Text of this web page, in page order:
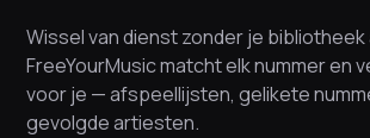
Wissel van dienst zonder je
FreeYourMusic matcht elk nummer en
voor je — afspeellijsten, gelikete
gevolgde artiesten.